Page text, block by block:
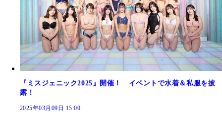
『ミスジェニック2025』開催！ イベントで水着＆私服を披
露！
2025年03月09日 15:00